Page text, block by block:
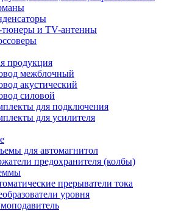
и TV-антенны
продукция
межблочный
акустический
силовой
для подключения
для усилителя
для автомагнитол
предохранителя (колбы)
прерыватели тока
уровня